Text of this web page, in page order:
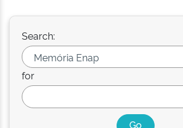
Search:
for